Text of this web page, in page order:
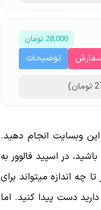
28,000 تومان
توضیحات
این وبسایت انجام دهید.
در اسپید فالوور به
چه اندازه میتواند برای
دست پیدا کنید. اما